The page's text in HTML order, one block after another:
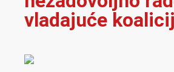
vladajuće